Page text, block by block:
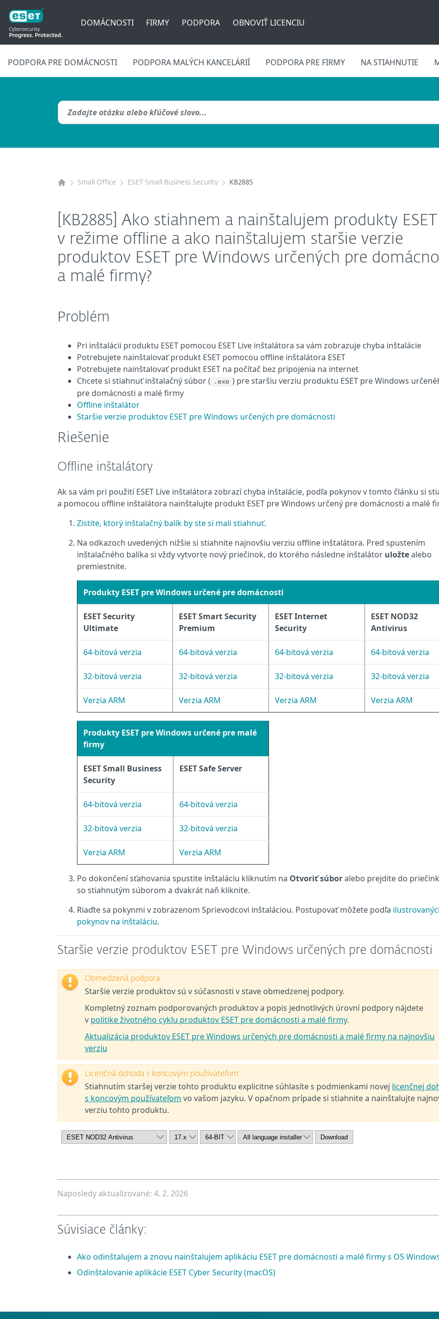
DOMÁCNOSTI FIRMY PODPORA OBNOVIŤ LICENCIU
PODPORA PRE DOMÁCNOSTI PODPORA MALÝCH KANCELÁRIÍ PODPORA PRE FIRMY NA STIAHNUTIE
Small Office ESET Small Business Security KB2885
[KB2885] Ako stiahnem a nainštalujem produkty ESET
v režime offline a ako nainštalujem staršie verzie
produktov ESET pre Windows určených pre
a malé firmy?
Problém
Pri inštalácii produktu ESET pomocou ESET Live inštalátora sa vám zobrazuje chyba inštalácie
Potrebujete nainštalovať produkt ESET pomocou offline inštalátora ESET
Potrebujete nainštalovať produkt ESET na počítač bez pripojenia na internet
Chcete si stiahnuť inštalačný súbor (
.exe ) pre staršiu verziu produktu ESET pre Windows
pre domácnosti a malé firmy
Offline inštalátor
Staršie verzie produktov ESET pre Windows určených pre domácnosti
Riešenie
Offline inštalátory
Ak sa vám pri použití ESET Live inštalátora zobrazí chyba inštalácie, podľa pokynov v tomto článku si
a pomocou offline inštalátora nainštalujte produkt ESET pre Windows určený pre domácnosti a malé
Zistite, ktorý inštalačný balík by ste si mali stiahnuť.
Na odkazoch uvedených nižšie si stiahnite najnovšiu verziu offline inštalátora. Pred spustením
inštalačného balíka si vždy vytvorte nový priečinok, do ktorého následne inštalátor uložtealebo
premiestnite.
Produkty ESET pre Windows určené pre domácnosti
ESET Security
Ultimate
ESET Smart Security
Premium
ESET Internet
Security
ESET NOD32
Antivirus
64‑bitová verzia 64‑bitová verzia 64‑bitová verzia 64‑bitová verzia
32‑bitová verzia 32‑bitová verzia 32‑bitová verzia 32‑bitová verzia
Verzia ARM Verzia ARM Verzia ARM Verzia ARM
Produkty ESET pre Windows určené pre malé
firmy
ESET Small Business
Security
ESET Safe Server
64‑bitová verzia 64‑bitová verzia
32‑bitová verzia 32‑bitová verzia
Verzia ARM Verzia ARM
Po dokončení sťahovania spustite inštaláciu kliknutím na Otvoriť súboralebo prejdite do
so stiahnutým súborom a dvakrát naň kliknite.
Riaďte sa pokynmi v zobrazenom Sprievodcovi inštaláciou. Postupovať môžete podľa
pokynov na inštaláciu.
Staršie verzie produktov ESET pre Windows určených pre domácnosti
Obmedzená podpora
Staršie verzie produktov sú v súčasnosti v stave obmedzenej podpory.
Kompletný zoznam podporovaných produktov a popis jednotlivých úrovní podpory nájdete
v politike životného cyklu produktov ESET pre domácnosti a malé firmy.
Aktualizácia produktov ESET pre Windows určených pre domácnosti a malé firmy na najnovšiu
verziu
Licenčná dohoda s koncovým používateľom
Stiahnutím staršej verzie tohto produktu explicitne súhlasíte s podmienkami novej licenčnej
s koncovým používateľom vo vašom jazyku. V opačnom prípade si stiahnite a nainštalujte
verziu tohto produktu.
Naposledy aktualizované: 4. 2. 2026
Súvisiace články:
Ako odinštalujem a znovu nainštalujem aplikáciu ESET pre domácnosti a malé firmy s OS
Odinštalovanie aplikácie ESET Cyber Security (macOS)